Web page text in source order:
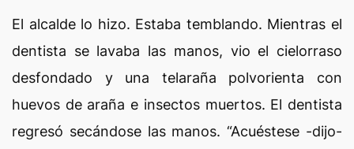
El alcalde lo hizo. Estaba temblando. Mientras el
dentista se lavaba las manos, vio el cielorraso
desfondado y una telaraña polvorienta con
huevos de araña e insectos muertos. El dentista
regresó secándose las manos. “Acuéstese -dijo-